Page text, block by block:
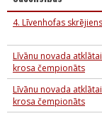
4. Līvenhofas skrējiens
Līvānu novada
krosa čempionāts
Līvānu novada
krosa čempionāts